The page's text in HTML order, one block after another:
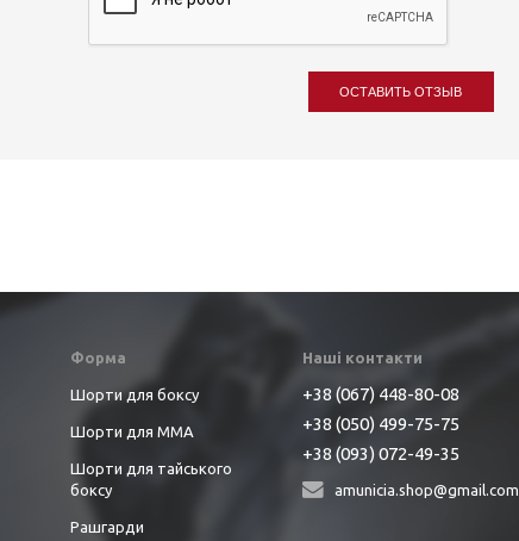
ОСТАВИТЬ ОТЗЫВ
Форма
Шорти для боксу
Шорти для ММА
Шорти для тайського
боксу
Рашгарди
Наші контакти
+38 (067) 448-80-08
+38 (050) 499-75-75
+38 (093) 072-49-35
amunicia.shop@gmail.com